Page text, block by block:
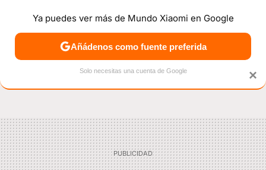
NOTICIAS MÓVILES TUTORIALES OFERTAS
×
Ya puedes ver más de Mundo Xiaomi en Google
Añádenos como fuente preferida
Solo necesitas una cuenta de Google